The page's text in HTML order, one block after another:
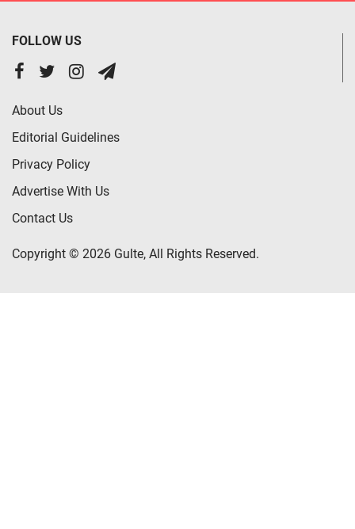
FOLLOW US
About Us
Editorial Guidelines
Privacy Policy
Advertise With Us
Contact Us
Copyright © 2026 Gulte, All Rights Reserved.